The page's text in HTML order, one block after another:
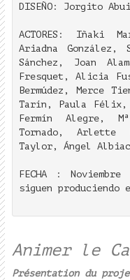
DISEÑO: Jorgito
ACTORES: Iñaki
Ariadna González,
Sánchez, Joan
Fresquet, Alicia
Bermúdez, Merce
Tarín, Paula Félix,
Fermín Alegre,
Tornado,
Taylor, Ángel
FECHA :
siguen produciendo
Animer le
Présentation du